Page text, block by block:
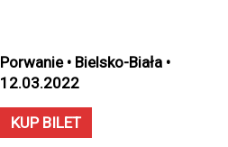
Porwanie • Bielsko-Biała •
12.03.2022
KUP BILET